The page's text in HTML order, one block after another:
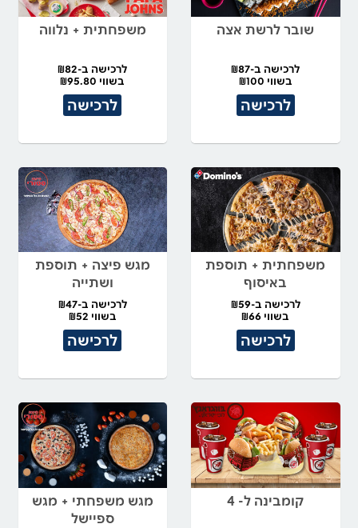
שובר לרשת אצה
לרכישה ב-₪87
בשווי ₪100
לרכישה
משפחתית + נלווה
לרכישה ב-₪82
בשווי ₪95.80
לרכישה
משפחתית + תוספת
באיסוף
לרכישה ב-₪59
בשווי ₪66
לרכישה
מגש פיצה + תוספת
ושתייה
לרכישה ב-₪47
בשווי ₪52
לרכישה
קומבינה ל- 4
מגש משפחתי + מגש
ספיישל